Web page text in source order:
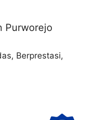
Purworejo
Berprestasi,